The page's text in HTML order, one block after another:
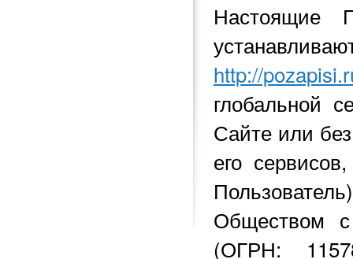
Настоящие
http://
глобальной
Сайте или
его
Обществом с
(ОГРН: